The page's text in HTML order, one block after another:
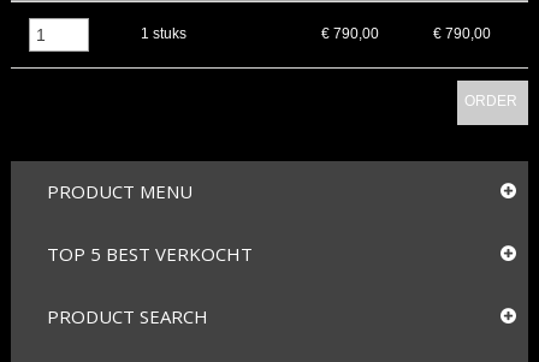
1 stuks € 790,00 € 790,00
ORDER
PRODUCT MENU
TOP 5 BEST VERKOCHT
PRODUCT SEARCH